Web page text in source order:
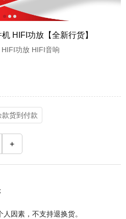
12 3
HIFI功放【全新行货】
功放 HIFI音响
款货到付款
+
因素，不支持退换货。